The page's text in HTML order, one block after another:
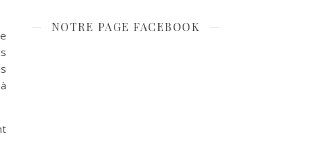
NOTRE PAGE FACEBOOK